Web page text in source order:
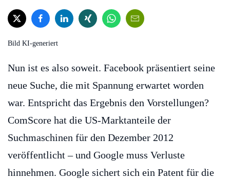
Bild KI-generiert
Nun ist es also soweit. Facebook präsentiert seine
neue Suche, die mit Spannung erwartet worden
war. Entspricht das Ergebnis den Vorstellungen?
ComScore hat die US-Marktanteile der
Suchmaschinen für den Dezember 2012
veröffentlicht – und Google muss Verluste
hinnehmen. Google sichert sich ein Patent für die